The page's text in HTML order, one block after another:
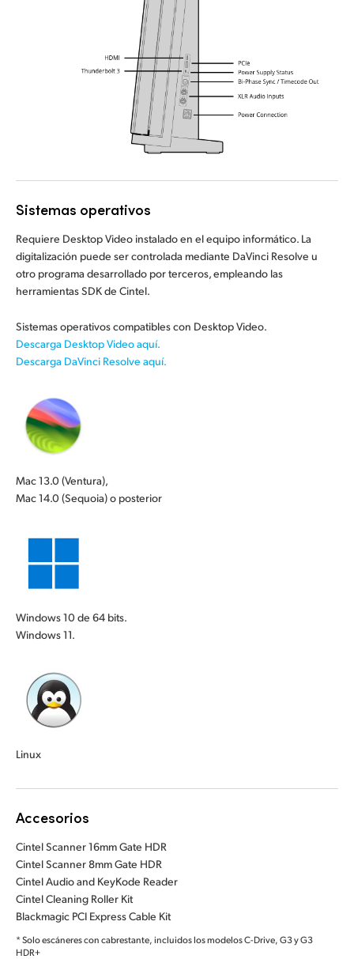
Sistemas operativos
Requiere Desktop Video instalado en el equipo informático. La
digitalización puede ser controlada mediante DaVinci Resolve u
otro programa desarrollado por terceros, empleando las
herramientas SDK de Cintel.
Sistemas operativos compatibles con Desktop Video.
Descarga Desktop Video aquí.
Descarga DaVinci Resolve aquí.
Mac 13.0 (Ventura),
Mac 14.0 (Sequoia) o posterior
Windows 10 de 64 bits.
Windows 11.
Linux
Accesorios
Cintel Scanner 16mm Gate HDR
Cintel Scanner 8mm Gate HDR
Cintel Audio and KeyKode Reader
Cintel Cleaning Roller Kit
Blackmagic PCI Express Cable Kit
* Solo escáneres con cabrestante, incluidos los modelos C-Drive, G3 y G3
HDR+